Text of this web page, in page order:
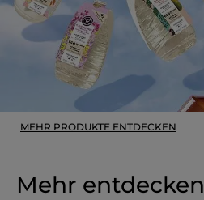
MEHR PRODUKTE ENTDECKEN
Mehr entdecken